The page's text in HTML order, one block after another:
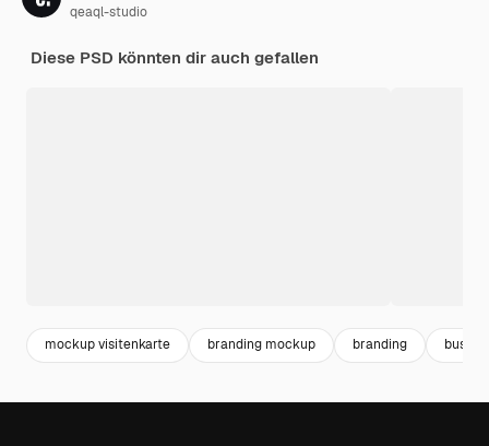
qeaql-studio
Diese PSD könnten dir auch gefallen
mockup visitenkarte branding mockup branding